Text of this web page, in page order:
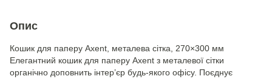
Опис
Кошик для паперу Axent, металева сітка, 270×300 мм
Елегантний кошик для паперу Axent з металевої сітки
органічно доповнить інтер’єр будь-якого офісу. Поєднує